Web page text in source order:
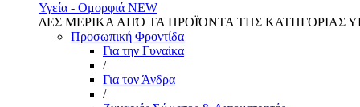
Υγεία - Ομορφιά NEW
ΔΕΣ ΜΕΡΙΚΑ ΑΠΌ ΤΑ ΠΡΟΪΌΝΤΑ ΤΗΣ ΚΑΤΗΓΟΡΙΑΣ
Προσωπική Φροντίδα
Για την Γυναίκα
/
Για τον Άνδρα
/